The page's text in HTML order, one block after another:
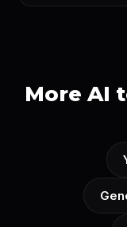
More AI